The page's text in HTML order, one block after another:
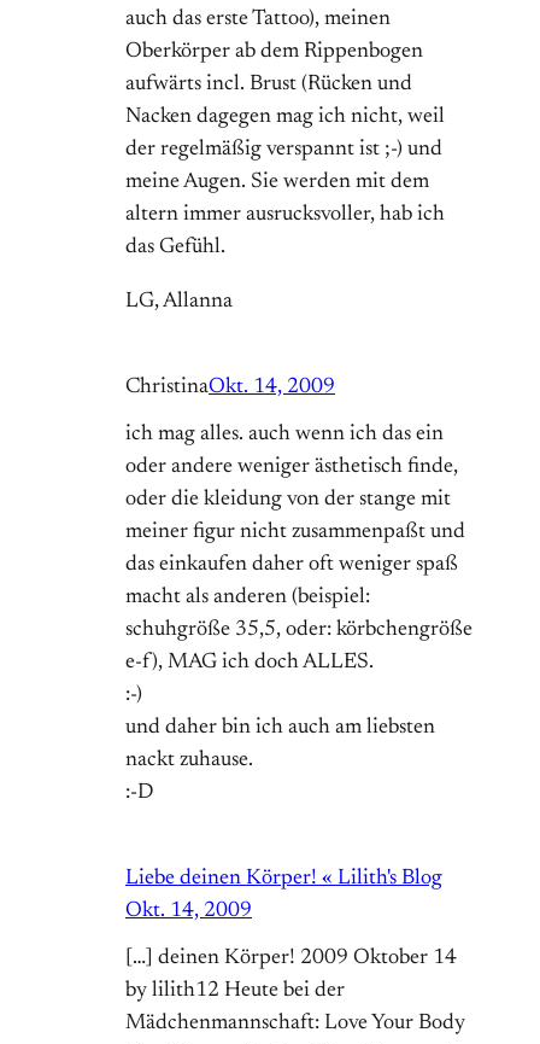
auch das erste Tattoo), meinen
Oberkörper ab dem Rippenbogen
aufwärts incl. Brust (Rücken und
Nacken dagegen mag ich nicht, weil
der regelmäßig verspannt ist ;-) und
meine Augen. Sie werden mit dem
altern immer ausrucksvoller, hab ich
das Gefühl.
LG, Allanna
ChristinaOkt. 14, 2009
ich mag alles. auch wenn ich das ein
oder andere weniger ästhetisch finde,
oder die kleidung von der stange mit
meiner figur nicht zusammenpaßt und
das einkaufen daher oft weniger spaß
macht als anderen (beispiel:
schuhgröße 35,5, oder: körbchengröße
e-f), MAG ich doch ALLES.
:-)
und daher bin ich auch am liebsten
nackt zuhause.
:-D
Liebe deinen Körper! « Lilith's Blog
Okt. 14, 2009
[…] deinen Körper! 2009 Oktober 14
by lilith12 Heute bei der
Mädchenmannschaft: Love Your Body